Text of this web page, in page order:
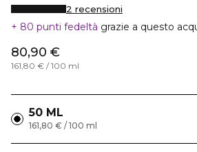
2 recensioni
80 punti fedeltà grazie a questo
80,90 €
161,80 € / 100 ml
50 ML
161,80 € / 100 ml